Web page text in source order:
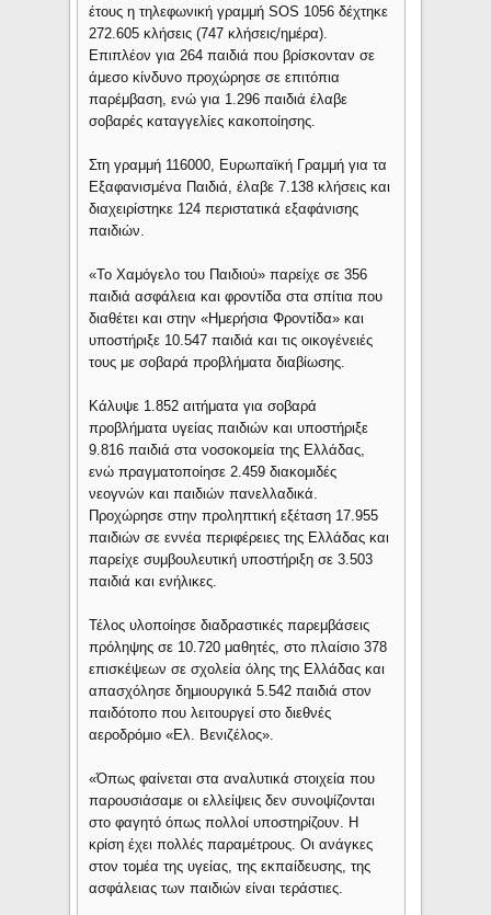
έτους η τηλεφωνική γραμμή SOS 1056 δέχτηκε
272.605 κλήσεις (747 κλήσεις/ημέρα).
Επιπλέον για 264 παιδιά που βρίσκονταν σε
άμεσο κίνδυνο προχώρησε σε επιτόπια
παρέμβαση, ενώ για 1.296 παιδιά έλαβε
σοβαρές καταγγελίες κακοποίησης.
Στη γραμμή 116000, Ευρωπαϊκή Γραμμή για τα
Εξαφανισμένα Παιδιά, έλαβε 7.138 κλήσεις και
διαχειρίστηκε 124 περιστατικά εξαφάνισης
παιδιών.
«Το Χαμόγελο του Παιδιού» παρείχε σε 356
παιδιά ασφάλεια και φροντίδα στα σπίτια που
διαθέτει και στην «Ημερήσια Φροντίδα» και
υποστήριξε 10.547 παιδιά και τις οικογένειές
τους με σοβαρά προβλήματα διαβίωσης.
Κάλυψε 1.852 αιτήματα για σοβαρά
προβλήματα υγείας παιδιών και υποστήριξε
9.816 παιδιά στα νοσοκομεία της Ελλάδας,
ενώ πραγματοποίησε 2.459 διακομιδές
νεογνών και παιδιών πανελλαδικά.
Προχώρησε στην προληπτική εξέταση 17.955
παιδιών σε εννέα περιφέρειες της Ελλάδας και
παρείχε συμβουλευτική υποστήριξη σε 3.503
παιδιά και ενήλικες.
Τέλος υλοποίησε διαδραστικές παρεμβάσεις
πρόληψης σε 10.720 μαθητές, στο πλαίσιο 378
επισκέψεων σε σχολεία όλης της Ελλάδας και
απασχόλησε δημιουργικά 5.542 παιδιά στον
παιδότοπο που λειτουργεί στο διεθνές
αεροδρόμιο «Ελ. Βενιζέλος».
«Όπως φαίνεται στα αναλυτικά στοιχεία που
παρουσιάσαμε οι ελλείψεις δεν συνοψίζονται
στο φαγητό όπως πολλοί υποστηρίζουν. Η
κρίση έχει πολλές παραμέτρους. Οι ανάγκες
στον τομέα της υγείας, της εκπαίδευσης, της
ασφάλειας των παιδιών είναι τεράστιες.